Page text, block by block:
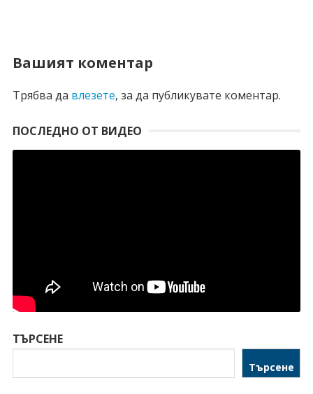
Вашият коментар
Трябва да влезете, за да публикувате коментар.
ПОСЛЕДНО ОТ ВИДЕО
ТЪРСЕНЕ
Търсене